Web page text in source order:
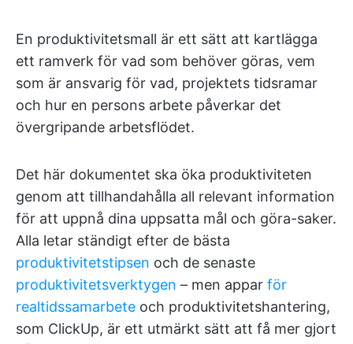
En produktivitetsmall är ett sätt att kartlägga
ett ramverk för vad som behöver göras, vem
som är ansvarig för vad, projektets tidsramar
och hur en persons arbete påverkar det
övergripande arbetsflödet.
Det här dokumentet ska öka produktiviteten
genom att tillhandahålla all relevant information
för att uppnå dina uppsatta mål och göra-saker.
Alla letar ständigt efter de bästa
produktivitetstipsen och de senaste
produktivitetsverktygen – men appar för
realtidssamarbete och produktivitetshantering,
som ClickUp, är ett utmärkt sätt att få mer gjort